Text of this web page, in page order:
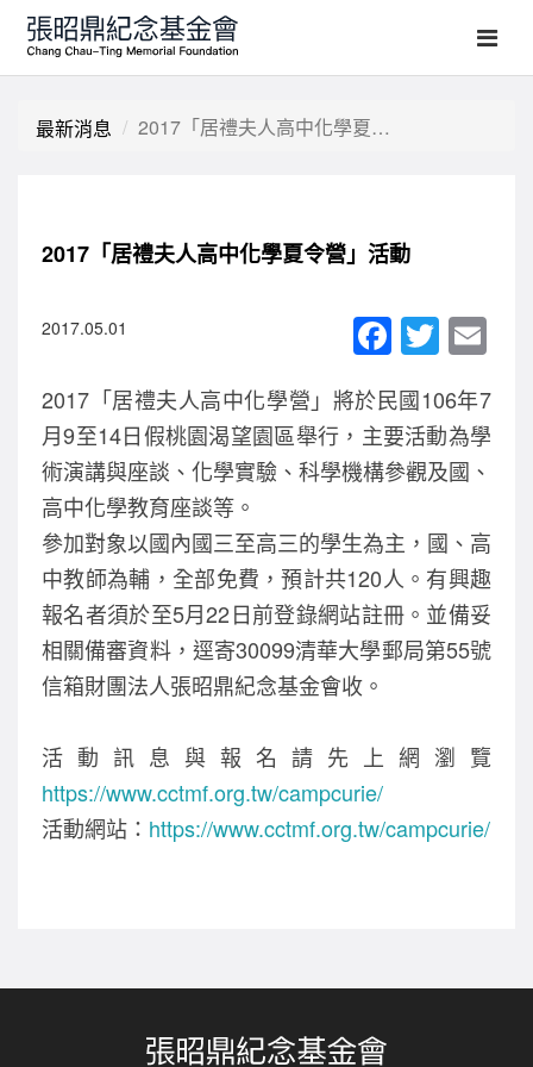
最新消息 2017「居禮夫人高中化學夏令營」活動
2017「居禮夫人高中化學夏令營」活動
2017.05.01 F
c
e
b
o
o
k
T
wi
tt
er
ail
2017「居禮夫人高中化學營」將於民國106年7
月9至14日假桃園渴望園區舉行，主要活動為學
術演講與座談、化學實驗、科學機構參觀及國、
高中化學教育座談等。
參加對象以國內國三至高三的學生為主，國、高
中教師為輔，全部免費，預計共120人。有興趣
報名者須於至5月22日前登錄網站註冊。並備妥
相關備審資料，逕寄30099清華大學郵局第55號
信箱財團法人張昭鼎紀念基金會收。
活動訊息與報名請先上網瀏覽
https://www.cctmf.org.tw/campcurie/
活動網站： https://www.cctmf.org.tw/campcurie/